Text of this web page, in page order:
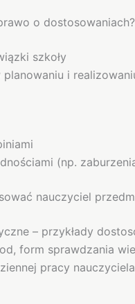
o dostosowaniach?
szkoły
planowaniu i
(np.
nauczyciel
– przykłady
form sprawdzania
pracy